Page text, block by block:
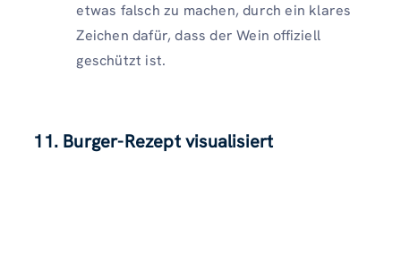
etwas falsch zu machen, durch ein klares
Zeichen dafür, dass der Wein offiziell
geschützt ist.
11. Burger-Rezept visualisiert